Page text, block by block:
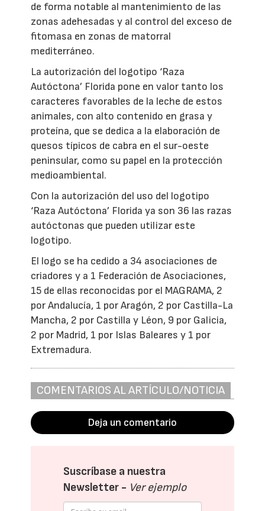
de forma notable al mantenimiento de las
zonas adehesadas y al control del exceso de
fitomasa en zonas de matorral
mediterráneo.
La autorización del logotipo ‘Raza
Autóctona’ Florida pone en valor tanto los
caracteres favorables de la leche de estos
animales, con alto contenido en grasa y
proteína, que se dedica a la elaboración de
quesos típicos de cabra en el sur-oeste
peninsular, como su papel en la protección
medioambiental.
Con la autorización del uso del logotipo
‘Raza Autóctona’ Florida ya son 36 las razas
autóctonas que pueden utilizar este
logotipo.
El logo se ha cedido a 34 asociaciones de
criadores y a 1 Federación de Asociaciones,
15 de ellas reconocidas por el MAGRAMA, 2
por Andalucía, 1 por Aragón, 2 por Castilla-La
Mancha, 2 por Castilla y Léon, 9 por Galicia,
2 por Madrid, 1 por Islas Baleares y 1 por
Extremadura.
COMENTARIOS AL ARTÍCULO/NOTICIA
Deja un comentario
Suscríbase a nuestra
Newsletter - Ver ejemplo